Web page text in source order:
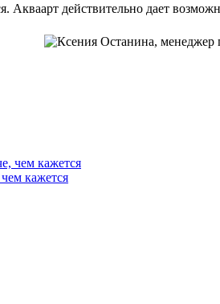
Акваарт действительно дает
кажется